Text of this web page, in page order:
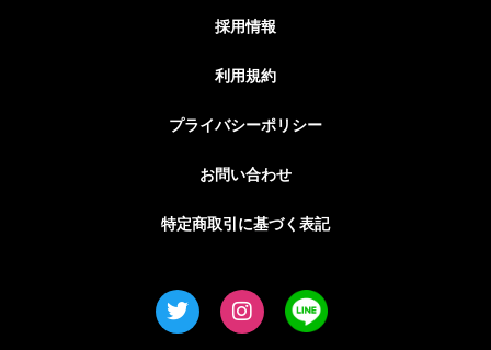
採用情報
利用規約
プライバシーポリシー
お問い合わせ
特定商取引に基づく表記